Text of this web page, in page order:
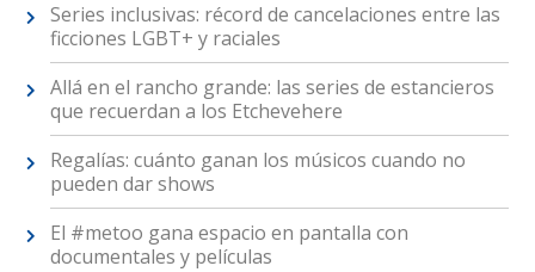
Series inclusivas: récord de cancelaciones entre las
ficciones LGBT+ y raciales
Allá en el rancho grande: las series de estancieros
que recuerdan a los Etchevehere
Regalías: cuánto ganan los músicos cuando no
pueden dar shows
El #metoo gana espacio en pantalla con
documentales y películas